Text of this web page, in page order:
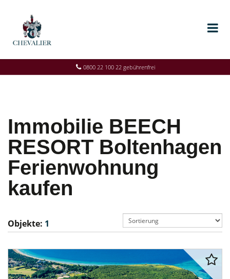
0800 22 100 22 gebührenfrei
Immobilie BEECH
RESORT Boltenhagen
Ferienwohnung
kaufen
Objekte: 1